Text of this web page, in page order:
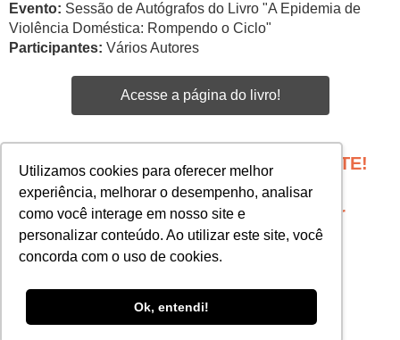
Utilizamos cookies para oferecer melhor
experiência, melhorar o desempenho, analisar
como você interage em nosso site e
personalizar conteúdo. Ao utilizar este site, você
concorda com o uso de cookies.
Ok, entendi!
Evento: Sessão de Autógrafos do Livro "A Epidemia de
Violência Doméstica: Rompendo o Ciclo"
Participantes: Vários Autores
Acesse a página do livro!
PROGRAME SEU EVENTO COM A GENTE!
Edgar Santos -
esantos@martinsfontespaulista.com.br
Priscila Almeida -
pnino@martinsfontespaulista.com.br